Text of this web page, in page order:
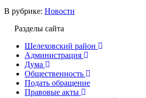
В рубрике: Новости
Разделы сайта
Шелеховский район
Администрация
Дума
Общественность
Подать обращение
Правовые акты